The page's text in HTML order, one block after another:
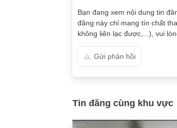
Bạn đang xem nội dung tin
đăng này chỉ mang tín chất
không liên lạc được,...), vui
Gửi phản hồi
Tin đăng cùng khu vực